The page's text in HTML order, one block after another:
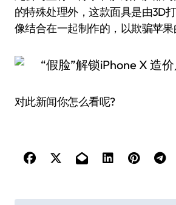
的特殊处理外，这款面具是由3D
像结合在一起制作的，以欺骗苹果
对此新闻你怎么看呢?